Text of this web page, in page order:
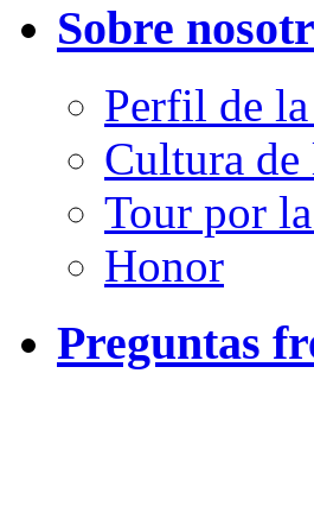
Sobre
Perfil de
Cultura de
Tour por
Honor
Preguntas